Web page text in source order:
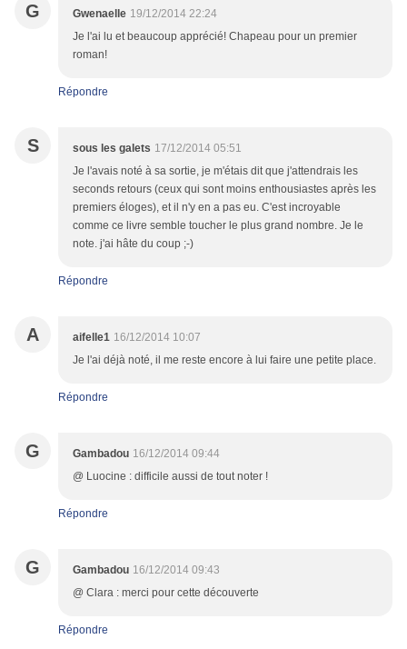
G Gwenaelle 19/12/2014 22:24
Je l'ai lu et beaucoup apprécié! Chapeau pour un premier
roman!
Répondre
S sous les galets 17/12/2014 05:51
Je l'avais noté à sa sortie, je m'étais dit que j'attendrais les
seconds retours (ceux qui sont moins enthousiastes après les
premiers éloges), et il n'y en a pas eu. C'est incroyable
comme ce livre semble toucher le plus grand nombre. Je le
note. j'ai hâte du coup ;-)
Répondre
A aifelle1 16/12/2014 10:07
Je l'ai déjà noté, il me reste encore à lui faire une petite place.
Répondre
G Gambadou 16/12/2014 09:44
@ Luocine : difficile aussi de tout noter !
Répondre
G Gambadou 16/12/2014 09:43
@ Clara : merci pour cette découverte
Répondre